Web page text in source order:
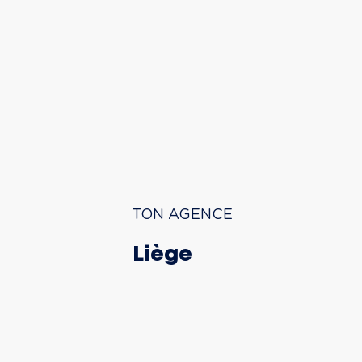
TON AGENCE
Liège